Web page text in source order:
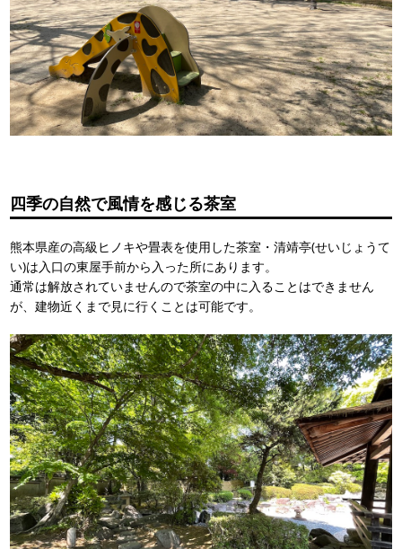
四季の自然で風情を感じる茶室
熊本県産の高級ヒノキや畳表を使用した茶室・清靖亭(せいじょうて
い)は入口の東屋手前から入った所にあります。
通常は解放されていませんので茶室の中に入ることはできません
が、建物近くまで見に行くことは可能です。